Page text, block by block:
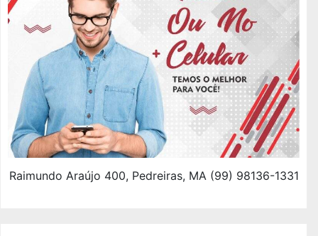
Raimundo Araújo 400, Pedreiras, MA (99) 98136-1331